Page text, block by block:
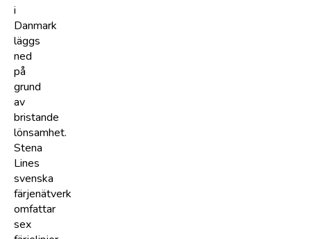
i
Danmark
läggs
ned
på
grund
av
bristande
lönsamhet.
Stena
Lines
svenska
färjenätverk
omfattar
sex